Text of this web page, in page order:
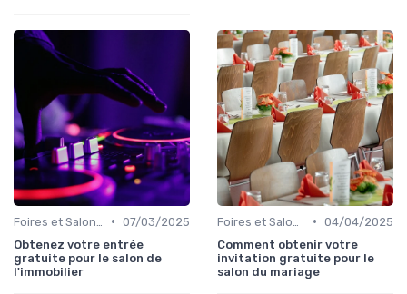
• 07/03/2025
Obtenez votre entrée
gratuite pour le salon de
l'immobilier
• 04/04/2025
Comment obtenir votre
invitation gratuite pour le
salon du mariage